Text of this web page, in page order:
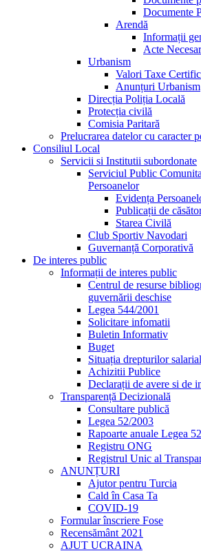
Documente
Arendă
Informații
Acte
Urbanism
Valori Taxe
Anunțuri Urbanism
Direcția Poliția Locală
Protecția civilă
Comisia Paritară
Prelucrarea datelor cu caracter
Consiliul Local
Servicii si Institutii subordonate
Serviciul Public
Persoanelor
Evidența
Publicații de
Starea Civilă
Club Sportiv Navodari
Guvernanță Corporativă
De interes public
Informații de interes public
Centrul de resurse
guvernării deschise
Legea 544/2001
Solicitare infomatii
Buletin Informativ
Buget
Situația drepturilor
Achizitii Publice
Declarații de avere si de
Transparență Decizională
Consultare publică
Legea 52/2003
Rapoarte anuale Legea
Registru ONG
Registrul Unic al
ANUNȚURI
Ajutor pentru Turcia
Cald în Casa Ta
COVID-19
Formular înscriere Fose
Recensământ 2021
AJUT UCRAINA